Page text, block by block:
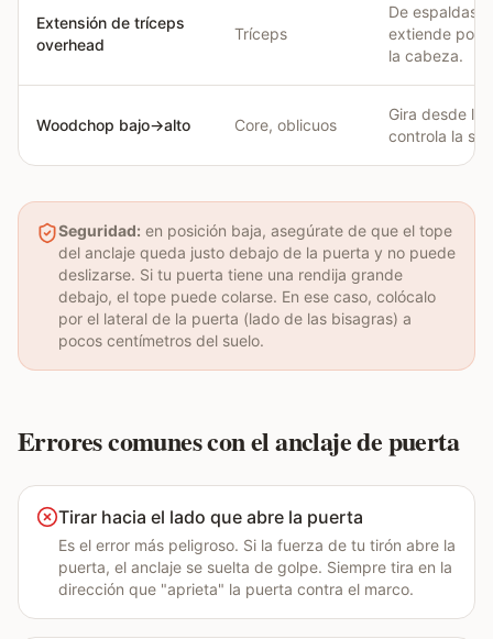
Extensión de tríceps
overhead
Tríceps
De espaldas
extiende por
la cabeza.
Woodchop bajo→alto Core, oblicuos
Gira desde la
controla la
Seguridad: en posición baja, asegúrate de que el tope
del anclaje queda justo debajo de la puerta y no puede
deslizarse. Si tu puerta tiene una rendija grande
debajo, el tope puede colarse. En ese caso, colócalo
por el lateral de la puerta (lado de las bisagras) a
pocos centímetros del suelo.
Errores comunes con el anclaje de puerta
Tirar hacia el lado que abre la puerta
Es el error más peligroso. Si la fuerza de tu tirón abre la
puerta, el anclaje se suelta de golpe. Siempre tira en la
dirección que "aprieta" la puerta contra el marco.